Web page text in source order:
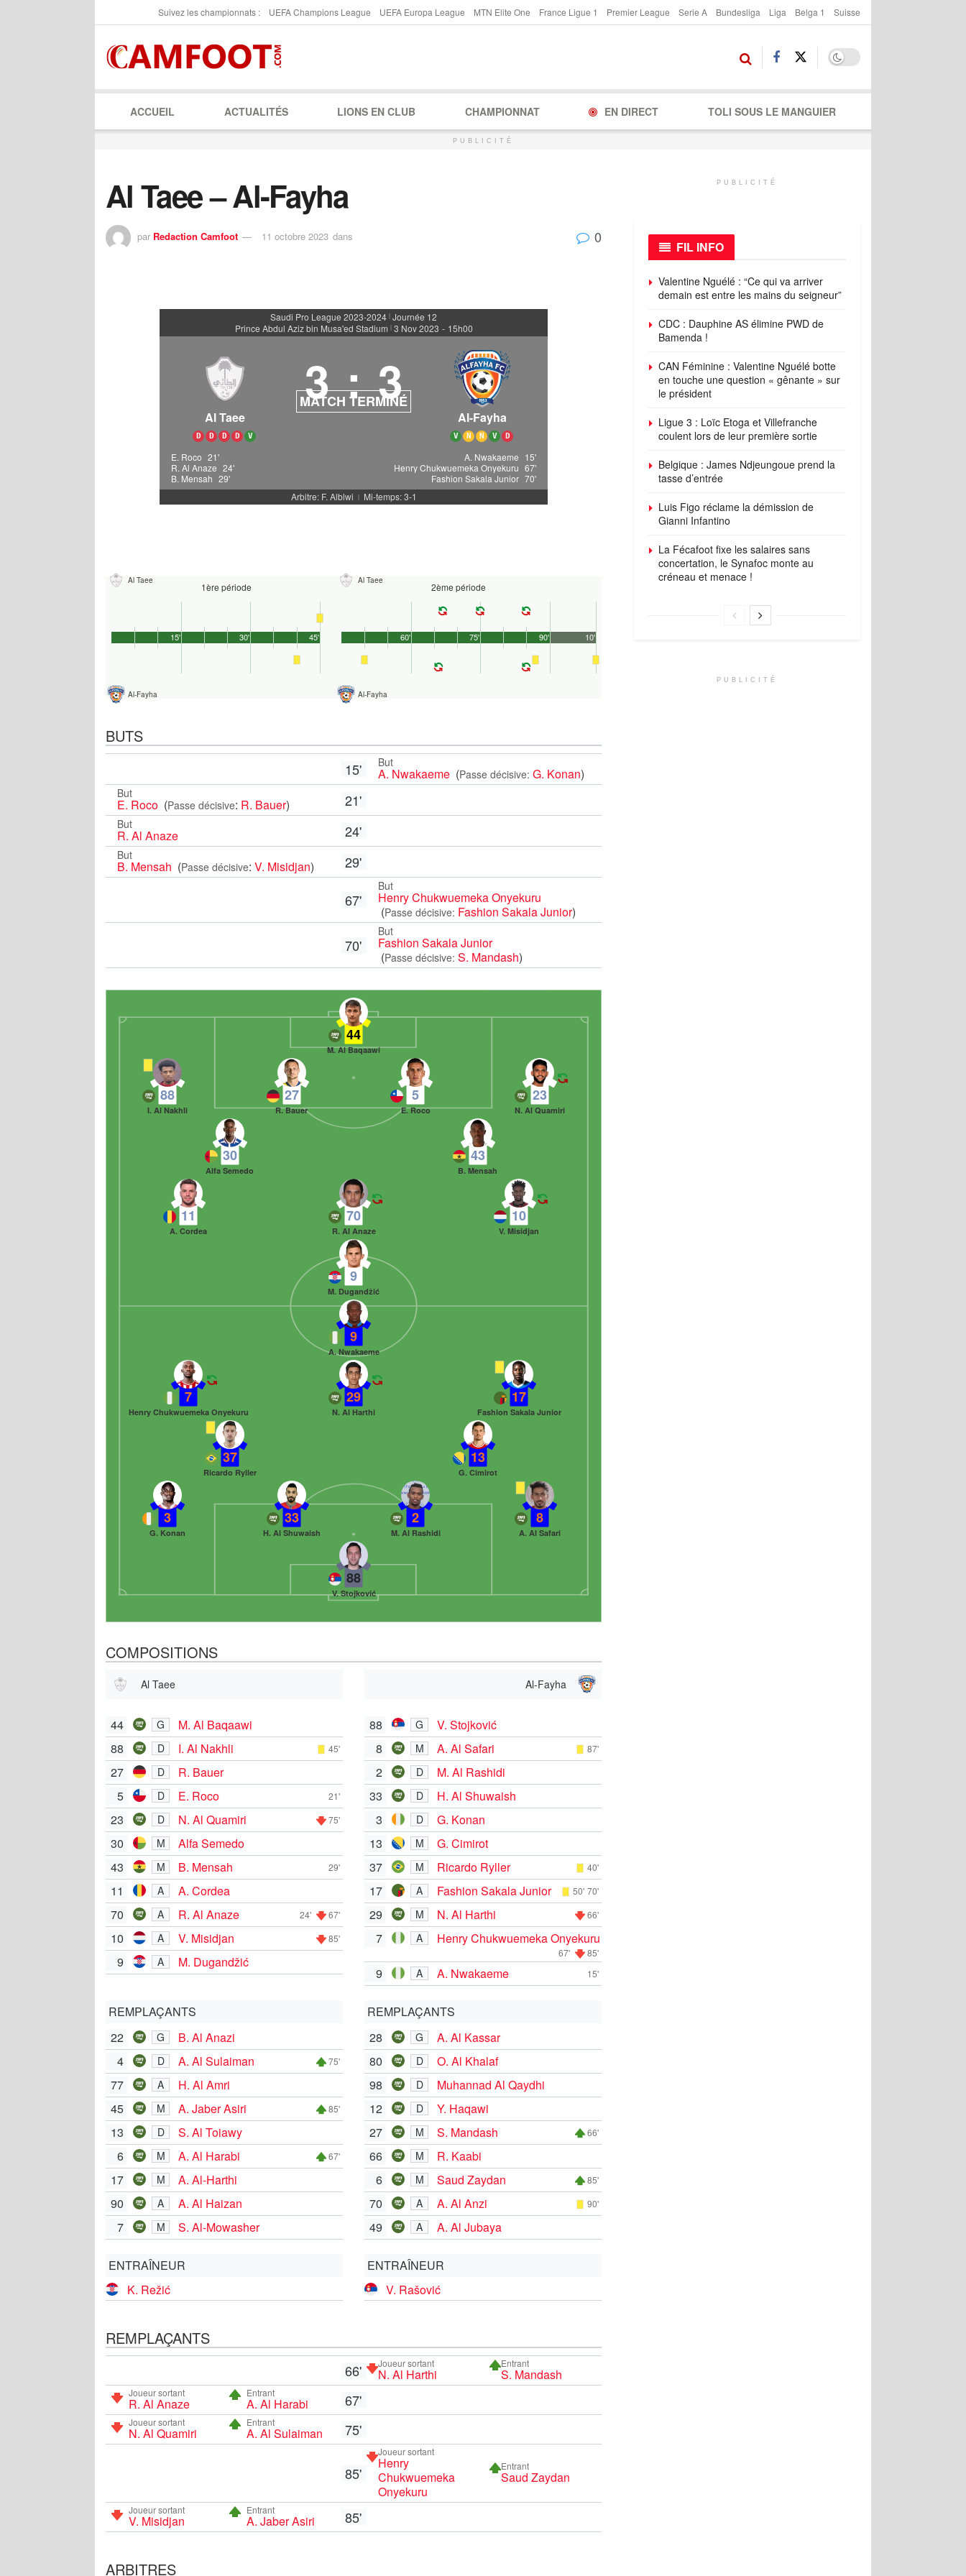
Suivez les championnats : UEFA Champions League UEFA Europa League MTN Elite One France Ligue 1 Premier League Serie A Bundesliga Liga Belga 1 Suisse
ACCUEIL ACTUALITÉS LIONS EN CLUB CHAMPIONNAT EN DIRECT TOLI SOUS LE MANGUIER
PUBLICITÉ
Al Taee – Al-Fayha
par Redaction Camfoot 11 octobre 2023 dans 0
Saudi Pro League 2023-2024 | Journée 12
Prince Abdul Aziz bin Musa'ed Stadium | 3 Nov 2023 - 15h00
Al Taee
D D D D V
3 : 3
MATCH TERMINÉ
Al-Fayha
V N N V D
E. Roco 21'
R. Al Anaze 24'
B. Mensah 29'
A. Nwakaeme 15'
Henry Chukwuemeka Onyekuru 67'
Fashion Sakala Junior 70'
Arbitre: F. Alblwi
| Mi-temps: 3-1
Al Taee
1ère période
Al-Fayha
45'
15' 30'
Al Taee
2ème période
Al-Fayha
90'
60' 75' 10'
BUTS
15' But
A. Nwakaeme (Passe décisive: G. Konan)
But
E. Roco (Passe décisive: R. Bauer) 21'
But
R. Al Anaze 24'
But
B. Mensah (Passe décisive: V. Misidjan) 29'
67'
But
Henry Chukwuemeka Onyekuru
(Passe décisive: Fashion Sakala Junior)
70'
But
Fashion Sakala Junior
(Passe décisive: S. Mandash)
44
M. Al Baqaawi
23
N. Al Quamiri
5
E. Roco
27
R. Bauer
88
I. Al Nakhli
43
B. Mensah
30
Alfa Semedo
10
V. Misidjan
70
R. Al Anaze
11
A. Cordea
9
M. Dugandžić
88
V. Stojković
3
G. Konan
33
H. Al Shuwaish
2
M. Al Rashidi
8
A. Al Safari
37
Ricardo Ryller
13
G. Cimirot
7
Henry Chukwuemeka Onyekuru
29
N. Al Harthi
17
Fashion Sakala Junior
9
A. Nwakaeme
COMPOSITIONS
Al Taee
44 G
M. Al Baqaawi
88
D I. Al Nakhli 45'
27 D
R. Bauer
5
D E. Roco 21'
23 D N. Al Quamiri 75'
30 M
Alfa Semedo
43
M B. Mensah 29'
11 A
A. Cordea
70
A R. Al Anaze 24' 67'
10 A V. Misidjan 85'
9 A M. Dugandžić
REMPLAÇANTS
22
G
B. Al Anazi
4
D A. Al Sulaiman 75'
77 A
H. Al Amri
45
M A. Jaber Asiri 85'
13 D
S. Al Toiawy
6
M A. Al Harabi 67'
17 M
A. Al-Harthi
90
A
A. Al Haizan
7
M S. Al-Mowasher
ENTRAÎNEUR
K. Režić
Al-Fayha
88 G
V. Stojković
8
M A. Al Safari 87'
2 D
M. Al Rashidi
33
D
H. Al Shuwaish
3
D
G. Konan
13
M
G. Cimirot
37
M Ricardo Ryller 40'
17 A Fashion Sakala Junior 50' 70'
29 M N. Al Harthi 66'
7 A Henry Chukwuemeka Onyekuru
67' 85'
9 A A. Nwakaeme 15'
REMPLAÇANTS
28
G
A. Al Kassar
80
D
O. Al Khalaf
98
D
Muhannad Al Qaydhi
12
D
Y. Haqawi
27
M S. Mandash 66'
66 M
R. Kaabi
6
M Saud Zaydan 85'
70 A A. Al Anzi 90'
49 A A. Al Jubaya
ENTRAÎNEUR
V. Rašović
REMPLAÇANTS
66' Joueur sortant
N. Al Harthi
Entrant
S. Mandash
Joueur sortant
R. Al Anaze
Entrant
A. Al Harabi 67'
Joueur sortant
N. Al Quamiri
Entrant
A. Al Sulaiman 75'
85'
Joueur sortant
Henry
Chukwuemeka
Onyekuru
Entrant
Saud Zaydan
Joueur sortant
V. Misidjan
Entrant
A. Jaber Asiri 85'
ARBITRES
PUBLICITÉ
FIL INFO
Valentine Nguélé : “Ce qui va arriver
demain est entre les mains du seigneur”
CDC : Dauphine AS élimine PWD de
Bamenda !
CAN Féminine : Valentine Nguélé botte
en touche une question « gênante » sur
le président
Ligue 3 : Loïc Etoga et Villefranche
coulent lors de leur première sortie
Belgique : James Ndjeungoue prend la
tasse d’entrée
Luis Figo réclame la démission de
Gianni Infantino
La Fécafoot fixe les salaires sans
concertation, le Synafoc monte au
créneau et menace !
PUBLICITÉ